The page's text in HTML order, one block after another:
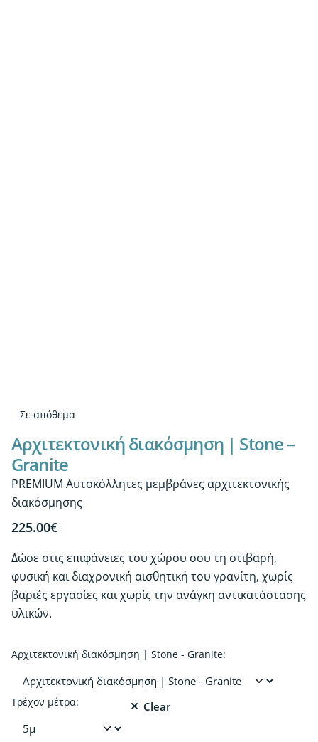
Σε απόθεμα
Αρχιτεκτονική διακόσμηση | Stone –
Granite
PREMIUM Αυτοκόλλητες μεμβράνες αρχιτεκτονικής
διακόσμησης
225.00€
Δώσε στις επιφάνειες του χώρου σου τη στιβαρή,
φυσική και διαχρονική αισθητική του γρανίτη, χωρίς
βαριές εργασίες και χωρίς την ανάγκη αντικατάστασης
υλικών.
Αρχιτεκτονική διακόσμηση | Stone - Granite:
Τρέχον μέτρα: Clear